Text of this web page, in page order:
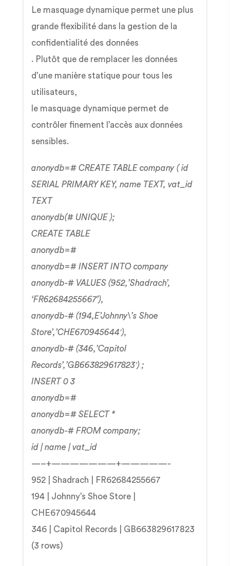
Le masquage dynamique permet une plus
grande flexibilité dans la gestion de la
confidentialité des données
. Plutôt que de remplacer les données
d’une manière statique pour tous les
utilisateurs,
le masquage dynamique permet de
contrôler finement l’accès aux données
sensibles.
anonydb=# CREATE TABLE company ( id
SERIAL PRIMARY KEY, name TEXT, vat_id
TEXT
anonydb(# UNIQUE );
CREATE TABLE
anonydb=#
anonydb=# INSERT INTO company
anonydb-# VALUES (952,’Shadrach’,
‘FR62684255667’),
anonydb-# (194,E’Johnny\’s Shoe
Store’,’CHE670945644′),
anonydb-# (346,’Capitol
Records’,’GB663829617823′) ;
INSERT 0 3
anonydb=#
anonydb=# SELECT *
anonydb-# FROM company;
id | name | vat_id
—–+———————+—————-
952 | Shadrach | FR62684255667
194 | Johnny’s Shoe Store |
CHE670945644
346 | Capitol Records | GB663829617823
(3 rows)